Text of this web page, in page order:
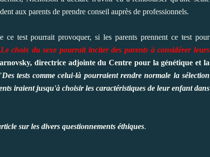
aux parents de prendre conseil auprès de professionnels.
ce test pourrait provoquer, si les parents prennent ce test pour
Le choix du sexe pourrait inciter des parents à considérer leurs
directrice adjointe du Centre pour la génétique et la
Des tests comme celui-là pourraient rendre normale la sélection
iraient jusqu'à choisir les caractéristiques de leur enfant dans
sur les divers questionnements éthiques.